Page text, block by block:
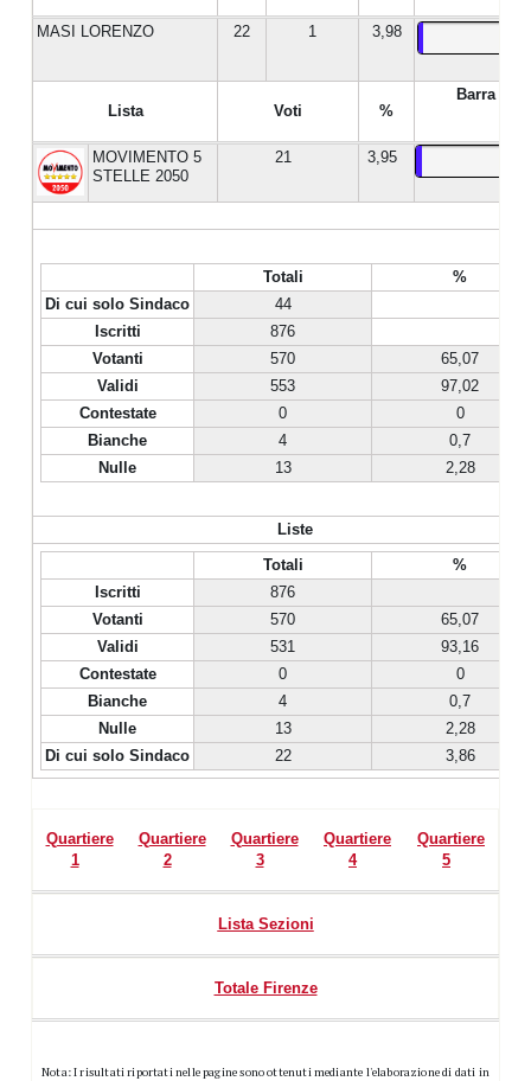
MASI LORENZO 22 1 3,98
Lista Voti %
Barra %
MOVIMENTO 5
STELLE 2050
21 3,95
Totali
%
Di cui solo Sindaco
44
Iscritti
876
Votanti
570
65,07
Validi
553
97,02
Contestate
0
0
Bianche
4
0,7
Nulle
13 2,28
Liste
Totali
%
Iscritti
876
Votanti
570
65,07
Validi
531
93,16
Contestate
0
0
Bianche
4
0,7
Nulle
13
2,28
Di cui solo Sindaco
22 3,86
Quartiere
1
Quartiere
2
Quartiere
3
Quartiere
4
Quartiere
5
Lista Sezioni
Totale Firenze
Nota: I risultati riportati nelle pagine sono ottenuti mediante l'elaborazione di dati in